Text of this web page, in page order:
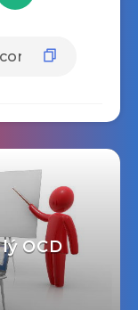
OCD